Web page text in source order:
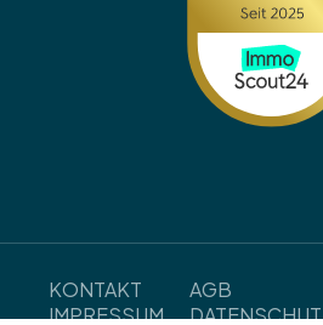
KONTAKT
AGB
IMPRESSUM
DATENSCHUT